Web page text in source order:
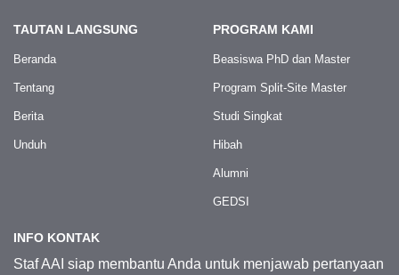
TAUTAN LANGSUNG
Beranda
Tentang
Berita
Unduh
PROGRAM KAMI
Beasiswa PhD dan Master
Program Split-Site Master
Studi Singkat
Hibah
Alumni
GEDSI
INFO KONTAK
Staf AAI siap membantu Anda untuk menjawab pertanyaan